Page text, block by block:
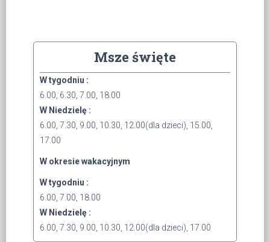
Msze święte
W tygodniu :
6.00, 6.30, 7.00, 18.00
W Niedzielę :
6.00, 7.30, 9.00, 10.30, 12.00(dla dzieci), 15.00,
17.00
W okresie wakacyjnym
W tygodniu :
6.00, 7.00, 18.00
W Niedzielę :
6.00, 7.30, 9.00, 10.30, 12.00(dla dzieci), 17.00